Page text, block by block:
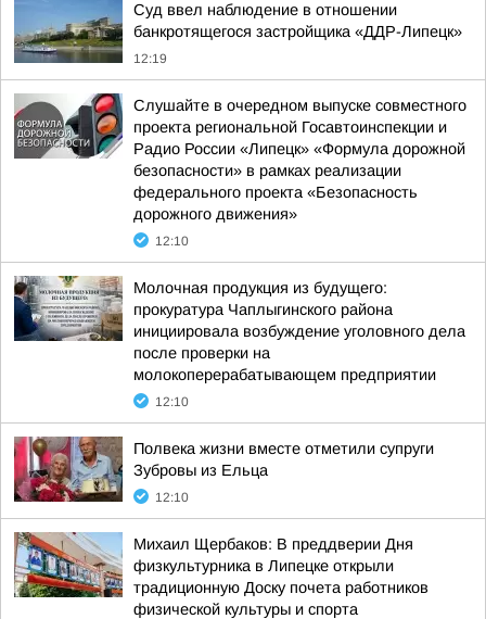
Суд ввел наблюдение в отношении
банкротящегося застройщика «ДДР-Липецк»
12:19
Слушайте в очередном выпуске совместного
проекта региональной Госавтоинспекции и
Радио России «Липецк» «Формула дорожной
безопасности» в рамках реализации
федерального проекта «Безопасность
дорожного движения»
12:10
Молочная продукция из будущего:
прокуратура Чаплыгинского района
инициировала возбуждение уголовного дела
после проверки на
молокоперерабатывающем предприятии
12:10
Полвека жизни вместе отметили супруги
Зубровы из Ельца
12:10
Михаил Щербаков: В преддверии Дня
физкультурника в Липецке открыли
традиционную Доску почета работников
физической культуры и спорта